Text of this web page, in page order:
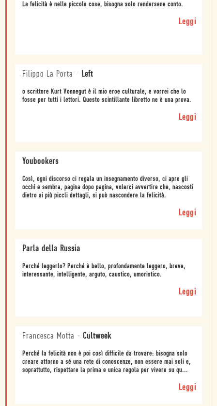
La felicità è nelle piccole cose, bisogna solo rendersene conto.
Leggi
Filippo La Porta - Left
o scrittore Kurt Vonnegut è il mio eroe culturale, e vorrei che lo
fosse per tutti i lettori. Questo scintillante libretto ne è una prova.
Leggi
Youbookers
Così, ogni discorso ci regala un insegnamento diverso, ci apre gli
occhi e sembra, pagina dopo pagina, volerci avvertire che, nascosti
dietro ai più piccli dettagli, si può nascondere la felicità.
Leggi
Parla della Russia
Perché leggerlo? Perché è bello, profondamente leggero, breve,
interessante, intelligente, arguto, caustico, umoristico.
Leggi
Francesca Motta - Cultweek
Perché la felicità non è poi così difficile da trovare: bisogna solo
creare attorno a sé una rete di conoscenze, non essere mai soli e,
soprattutto, rispettare la prima e unica regola per vivere su qu...
Leggi